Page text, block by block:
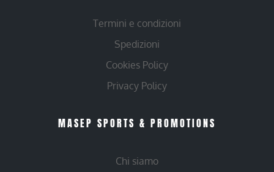
Termini e condizioni
Spedizioni
Cookies Policy
Privacy Policy
MASEP SPORTS & PROMOTIONS
Chi siamo